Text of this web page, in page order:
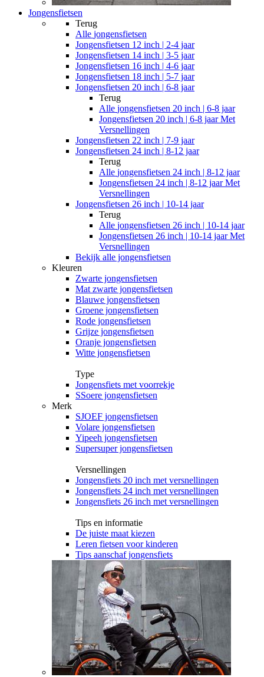
Jongensfietsen
Terug
Alle jongensfietsen
Jongensfietsen 12 inch | 2-4 jaar
Jongensfietsen 14 inch | 3-5 jaar
Jongensfietsen 16 inch | 4-6 jaar
Jongensfietsen 18 inch | 5-7 jaar
Jongensfietsen 20 inch | 6-8 jaar
Terug
Alle jongensfietsen 20 inch | 6-8 jaar
Jongensfietsen 20 inch | 6-8 jaar Met
Versnellingen
Jongensfietsen 22 inch | 7-9 jaar
Jongensfietsen 24 inch | 8-12 jaar
Terug
Alle jongensfietsen 24 inch | 8-12 jaar
Jongensfietsen 24 inch | 8-12 jaar Met
Versnellingen
Jongensfietsen 26 inch | 10-14 jaar
Terug
Alle jongensfietsen 26 inch | 10-14 jaar
Jongensfietsen 26 inch | 10-14 jaar Met
Versnellingen
Bekijk alle jongensfietsen
Kleuren
Zwarte jongensfietsen
Mat zwarte jongensfietsen
Blauwe jongensfietsen
Groene jongensfietsen
Rode jongensfietsen
Grijze jongensfietsen
Oranje jongensfietsen
Witte jongensfietsen
Type
Jongensfiets met voorrekje
SSoere jongensfietsen
Merk
SJOEF jongensfietsen
Volare jongensfietsen
Yipeeh jongensfietsen
Supersuper jongensfietsen
Versnellingen
Jongensfiets 20 inch met versnellingen
Jongensfiets 24 inch met versnellingen
Jongensfiets 26 inch met versnellingen
Tips en informatie
De juiste maat kiezen
Leren fietsen voor kinderen
Tips aanschaf jongensfiets